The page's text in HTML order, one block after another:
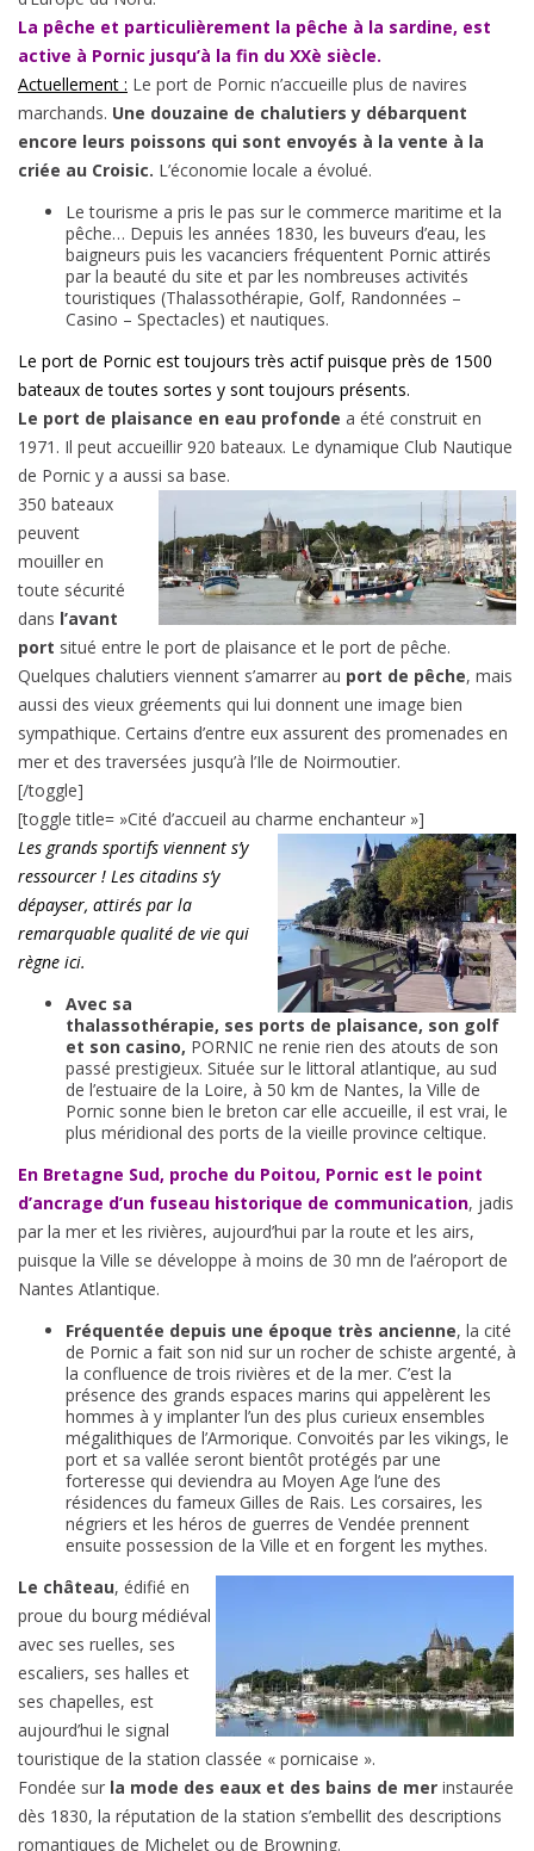
La pêche et particulièrement la pêche à la sardine, est
active à Pornic jusqu’à la fin du XXè siècle.
Actuellement : Le port de Pornic n’accueille plus de navires
marchands. Une douzaine de chalutiers y débarquent
encore leurs poissons qui sont envoyés à la vente à la
criée au Croisic. L’économie locale a évolué.
Le tourisme a pris le pas sur le commerce maritime et la
pêche… Depuis les années 1830, les buveurs d’eau, les
baigneurs puis les vacanciers fréquentent Pornic attirés
par la beauté du site et par les nombreuses activités
touristiques (Thalassothérapie, Golf, Randonnées –
Casino – Spectacles) et nautiques.
Le port de Pornic est toujours très actif puisque près de 1500
bateaux de toutes sortes y sont toujours présents.
Le port de plaisance en eau profonde a été construit en
1971. Il peut accueillir 920 bateaux. Le dynamique Club Nautique
de Pornic y a aussi sa base.
350 bateaux
peuvent
mouiller en
toute sécurité
dans l’avant
port situé entre le port de plaisance et le port de pêche.
Quelques chalutiers viennent s’amarrer au port de pêche, mais
aussi des vieux gréements qui lui donnent une image bien
sympathique. Certains d’entre eux assurent des promenades en
mer et des traversées jusqu’à l’Ile de Noirmoutier.
[/toggle]
[toggle title= »Cité d’accueil au charme enchanteur »]
Les grands sportifs viennent s’y
ressourcer ! Les citadins s’y
dépayser, attirés par la
remarquable qualité de vie qui
règne ici.
Avec sa
thalassothérapie, ses ports de plaisance, son golf
et son casino, PORNIC ne renie rien des atouts de son
passé prestigieux. Située sur le littoral atlantique, au sud
de l’estuaire de la Loire, à 50 km de Nantes, la Ville de
Pornic sonne bien le breton car elle accueille, il est vrai, le
plus méridional des ports de la vieille province celtique.
En Bretagne Sud, proche du Poitou, Pornic est le point
d’ancrage d’un fuseau historique de communication, jadis
par la mer et les rivières, aujourd’hui par la route et les airs,
puisque la Ville se développe à moins de 30 mn de l’aéroport de
Nantes Atlantique.
Fréquentée depuis une époque très ancienne, la cité
de Pornic a fait son nid sur un rocher de schiste argenté, à
la confluence de trois rivières et de la mer. C’est la
présence des grands espaces marins qui appelèrent les
hommes à y implanter l’un des plus curieux ensembles
mégalithiques de l’Armorique. Convoités par les vikings, le
port et sa vallée seront bientôt protégés par une
forteresse qui deviendra au Moyen Age l’une des
résidences du fameux Gilles de Rais. Les corsaires, les
négriers et les héros de guerres de Vendée prennent
ensuite possession de la Ville et en forgent les mythes.
Le château, édifié en
proue du bourg médiéval
avec ses ruelles, ses
escaliers, ses halles et
ses chapelles, est
aujourd’hui le signal
touristique de la station classée « pornicaise ».
Fondée sur la mode des eaux et des bains de mer instaurée
dès 1830, la réputation de la station s’embellit des descriptions
romantiques de Michelet ou de Browning.